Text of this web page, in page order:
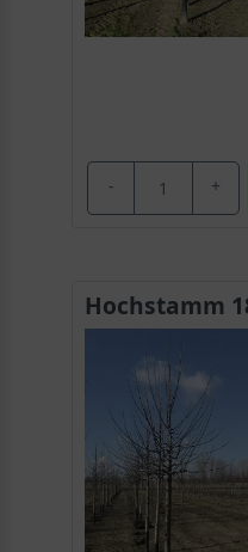
- +
Hochstamm